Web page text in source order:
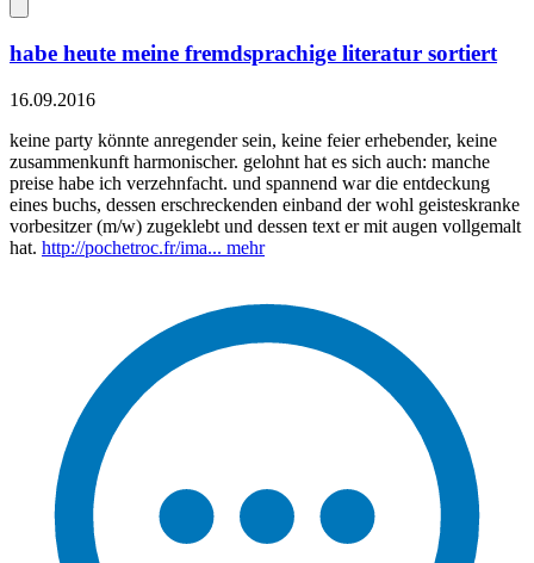
habe heute meine fremdsprachige literatur sortiert
16.09.2016
keine party könnte anregender sein, keine feier erhebender, keine
zusammenkunft harmonischer. gelohnt hat es sich auch: manche
preise habe ich verzehnfacht. und spannend war die entdeckung
eines buchs, dessen erschreckenden einband der wohl geisteskranke
vorbesitzer (m/w) zugeklebt und dessen text er mit augen vollgemalt
hat. http://pochetroc.fr/ima... mehr